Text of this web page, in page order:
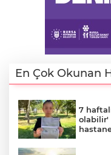
En Çok Okunan
7
olabilir'